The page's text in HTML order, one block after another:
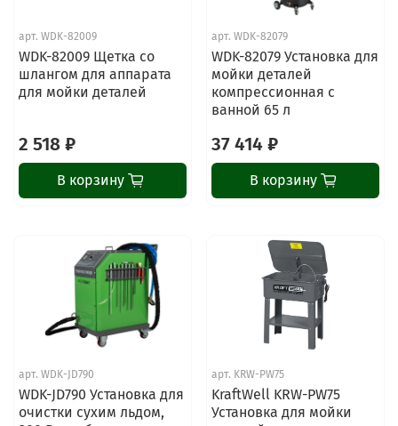
арт. WDK-82009
WDK-82009 Щетка со
шлангом для аппарата
для мойки деталей
2 518 ₽
В корзину
арт. WDK-82079
WDK-82079 Установка для
мойки деталей
компрессионная с
ванной 65 л
37 414 ₽
В корзину
арт. WDK-JD790
WDK-JD790 Установка для
очистки сухим льдом,
арт. KRW-PW75
KraftWell KRW-PW75
Установка для мойки